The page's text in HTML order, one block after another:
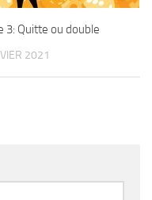
3: Quitte ou double
2021